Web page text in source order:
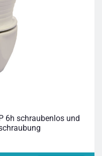
6h schraubenlos und